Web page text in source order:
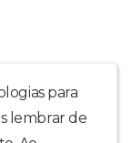
para
lembrar de